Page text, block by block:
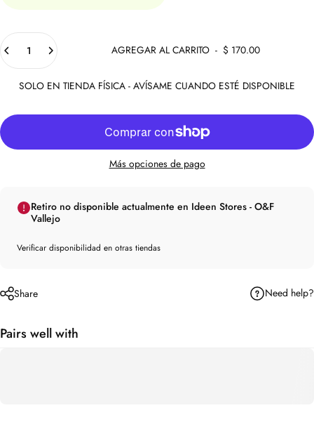
Cantidad
AGREGAR AL CARRITO - $ 170.00
SOLO EN TIENDA FÍSICA - AVÍSAME CUANDO ESTÉ DISPONIBLE
Más opciones de pago
Retiro no disponible actualmente en Ideen Stores - O&F
Vallejo
Verificar disponibilidad en otras tiendas
Share Need help?
Pairs well with